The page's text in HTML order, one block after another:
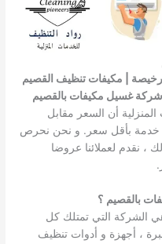
| مكيفات تنظيف القصيم
| شركة غسيل مكيفات بالقصيم
أن السعر مقابل
خدمة بأقل سعر. و نحن نحرص
، نقدم لعملائنا عروضا
بالقصيم ؟
التي تمتلك كل
، أجهزة و أدوات تنظيف